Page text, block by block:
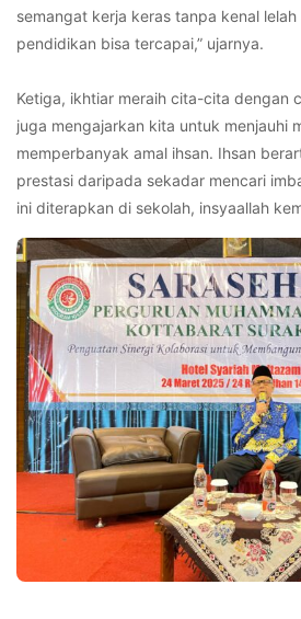
semangat kerja keras tanpa kenal
pendidikan bisa tercapai,” ujarnya.
Ketiga, ikhtiar meraih cita-cita dengan
juga mengajarkan kita untuk menjauhi
memperbanyak amal ihsan. Ihsan
prestasi daripada sekadar mencari
ini diterapkan di sekolah, insyaallah